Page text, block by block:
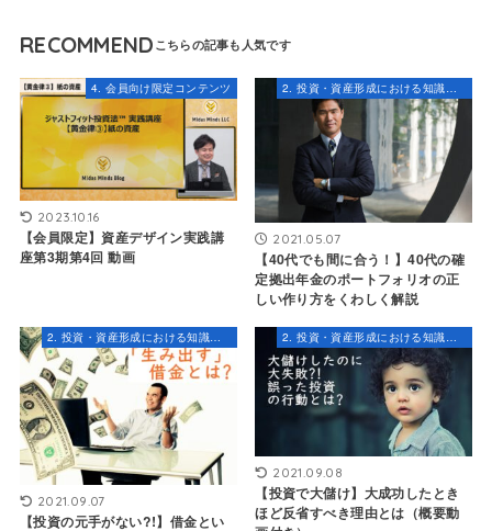
RECOMMEND
4. 会員向け限定コンテンツ
2023.10.16
【会員限定】資産デザイン実践講
座第3期第4回 動画
2. 投資・資産形成における知識とスキル
2021.05.07
【40代でも間に合う！】40代の確
定拠出年金のポートフォリオの正
しい作り方をくわしく解説
2021.09.07
【投資の元手がない?!】借金とい
2021.09.08
【投資で大儲け】大成功したとき
ほど反省すべき理由とは（概要動